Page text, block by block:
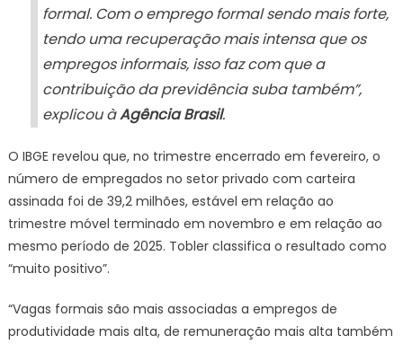
formal. Com o emprego formal sendo mais forte,
tendo uma recuperação mais intensa que os
empregos informais, isso faz com que a
contribuição da previdência suba também”,
explicou àAgência Brasil.
O IBGE revelou que, no trimestre encerrado em fevereiro, o
número de empregados no setor privado com carteira
assinada foi de 39,2 milhões, estável em relação ao
trimestre móvel terminado em novembro e em relação ao
mesmo período de 2025. Tobler classifica o resultado como
“muito positivo”.
“Vagas formais são mais associadas a empregos de
produtividade mais alta, de remuneração mais alta também